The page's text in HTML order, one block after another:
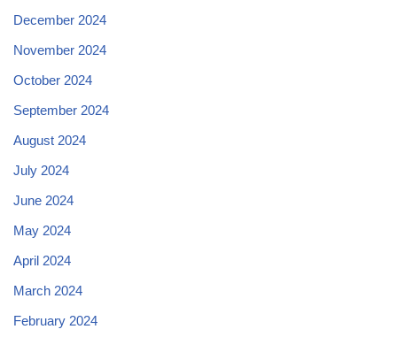
December 2024
November 2024
October 2024
September 2024
August 2024
July 2024
June 2024
May 2024
April 2024
March 2024
February 2024